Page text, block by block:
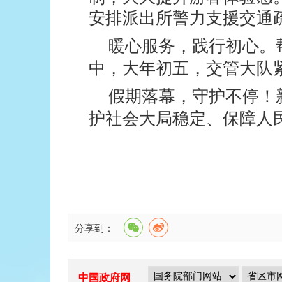
安排派出所警力支援交通
暖心服务，践行初心。
中，大年初五，交管大队
假期落幕，守护不停
护社会大局稳定、保障人
分享到：
中国政府网